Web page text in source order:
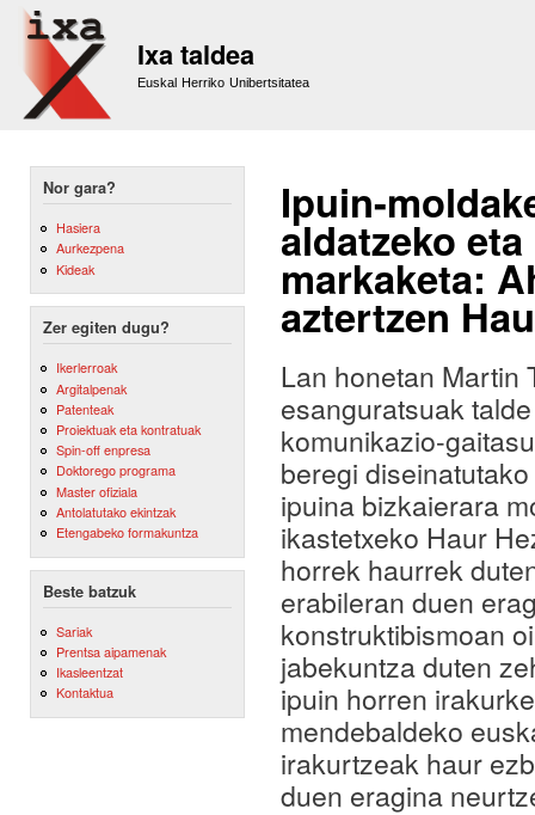
Ixa taldea
Euskal Herriko Unibertsitatea
Nor gara?
Hasiera
Aurkezpena
Kideak
Zer egiten dugu?
Ikerlerroak
Argitalpenak
Patenteak
Proiektuak eta kontratuak
Spin-off enpresa
Doktorego programa
Master ofiziala
Antolatutako ekintzak
Etengabeko formakuntza
Beste batzuk
Sariak
Prentsa aipamenak
Ikasleentzat
Kontaktua
Ipuin-
aldatzeko
markaketa:
aztertzen
Lan honetan Martin
esanguratsuak
komunikazio-
beregi
ipuina bizkaierara
ikastetxeko Haur
horrek haurrek
erabileran duen
konstruktibismoan
jabekuntza duten
ipuin horren
mendebaldeko
irakurtzeak haur
duen eragina